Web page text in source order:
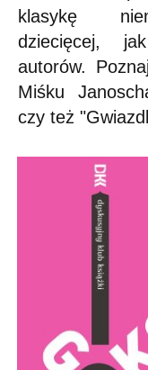
klasykę
dziecięcej,
autorów.
Miśku
czy też